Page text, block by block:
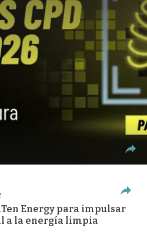
Energy para impulsar
a la energía limpia